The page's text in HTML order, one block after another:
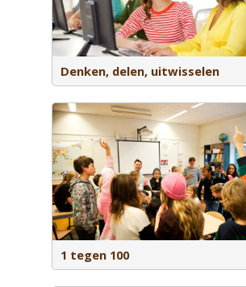
Denken, delen, uitwisselen
1 tegen 100